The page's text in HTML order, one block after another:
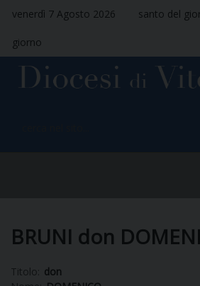
venerdì 7 Agosto 2026 santo del
giorno
VESCOVO
BRUNI don
Titolo: don